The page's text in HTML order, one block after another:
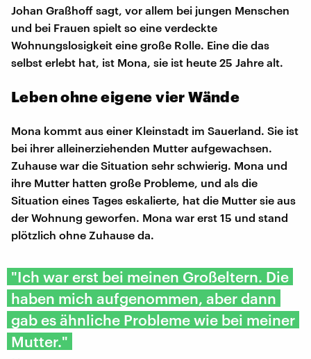
Johan Graßhoff sagt, vor allem bei jungen Menschen
und bei Frauen spielt so eine verdeckte
Wohnungslosigkeit eine große Rolle. Eine die das
selbst erlebt hat, ist Mona, sie ist heute 25 Jahre alt.
Leben ohne eigene vier Wände
Mona kommt aus einer Kleinstadt im Sauerland. Sie ist
bei ihrer alleinerziehenden Mutter aufgewachsen.
Zuhause war die Situation sehr schwierig. Mona und
ihre Mutter hatten große Probleme, und als die
Situation eines Tages eskalierte, hat die Mutter sie aus
der Wohnung geworfen. Mona war erst 15 und stand
plötzlich ohne Zuhause da.
"Ich war erst bei meinen Großeltern. Die
haben mich aufgenommen, aber dann
gab es ähnliche Probleme wie bei meiner
Mutter."